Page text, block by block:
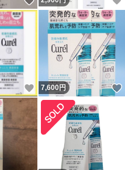
いいね！
7,600円